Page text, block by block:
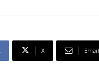
X Email